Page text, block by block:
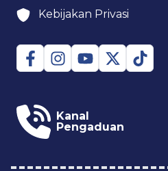
Kebijakan Privasi
Kanal
Pengaduan